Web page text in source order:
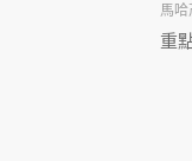
馬哈
重